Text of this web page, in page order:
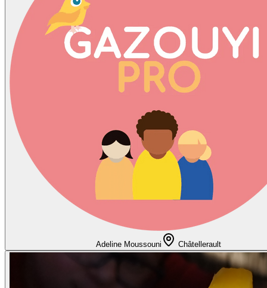
Adeline Moussouni Châtellerault